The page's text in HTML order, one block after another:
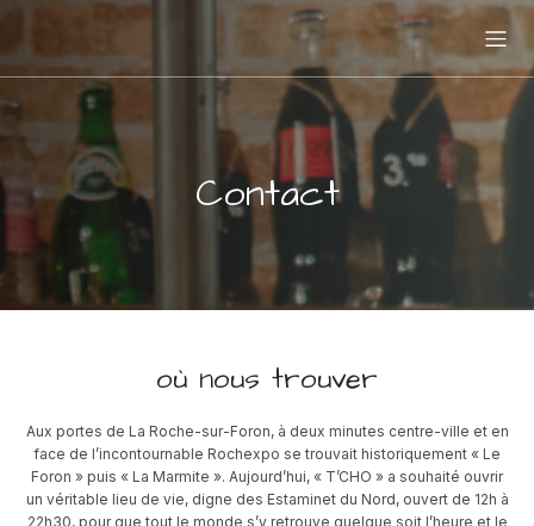
Contact
où nous trouver
Aux portes de La Roche-sur-Foron, à deux minutes centre-ville et en
face de l’incontournable Rochexpo se trouvait historiquement « Le
Foron » puis « La Marmite ». Aujourd’hui, « T’CHO » a souhaité ouvrir
un véritable lieu de vie, digne des Estaminet du Nord, ouvert de 12h à
22h30, pour que tout le monde s’y retrouve quelque soit l’heure et le